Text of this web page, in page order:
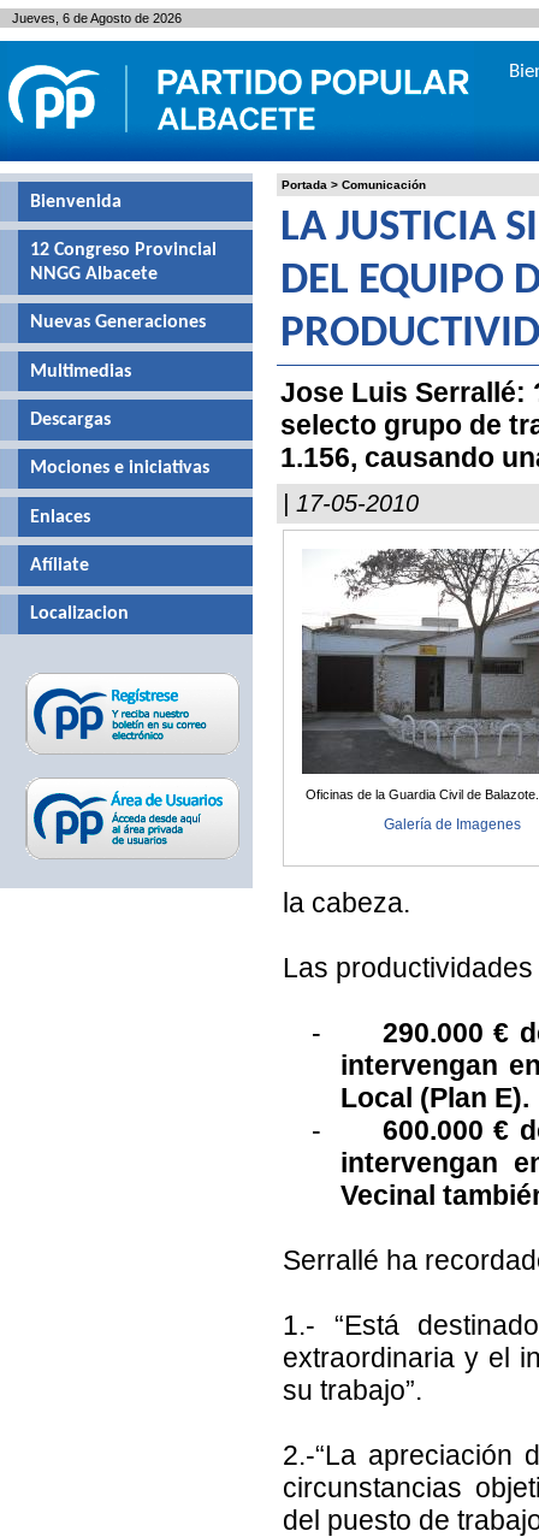
Portada > Comunicación
LA JUSTICIA
DEL EQUIPO
Jose Luis Serrallé:
selecto grupo de
1.156, causando
| 17-05-2010
Oficinas de la Guardia Civil de Balazote.
Galería de Imagenes
la cabeza.
Las
-
290.000 €
intervengan
Local (Plan E).
-
600.000 €
intervengan
Vecinal
Serrallé ha
1.- “Está
extraordinaria y el
su trabajo”.
2.-“La apreciación
circunstancias
del puesto de
Bienvenida
12 Congreso Provincial
NNGG Albacete
Nuevas Generaciones
Multimedias
Descargas
Mociones e iniciativas
Enlaces
Afíliate
Localizacion
Jueves, 6 de Agosto de 2026